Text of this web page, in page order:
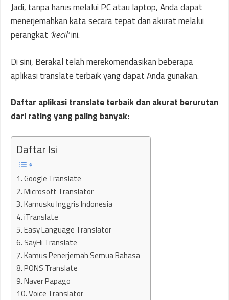
Jadi, tanpa harus melalui PC atau laptop, Anda dapat
menerjemahkan kata secara tepat dan akurat melalui
perangkat ‘kecil’ini.
Di sini, Berakal telah merekomendasikan beberapa
aplikasi translate terbaik yang dapat Anda gunakan.
Daftar aplikasi translate terbaik dan akurat berurutan
dari rating yang paling banyak:
Daftar Isi
1. Google Translate
2. Microsoft Translator
3. Kamusku Inggris Indonesia
4. iTranslate
5. Easy Language Translator
6. SayHi Translate
7. Kamus Penerjemah Semua Bahasa
8. PONS Translate
9. Naver Papago
10. Voice Translator